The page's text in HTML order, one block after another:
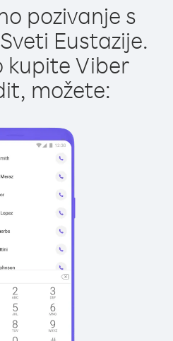
pozivanje s
Eustazije.
kupite Viber
možete: